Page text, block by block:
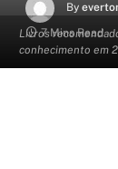
Livros
conhecimento em
By
7 Mins Read